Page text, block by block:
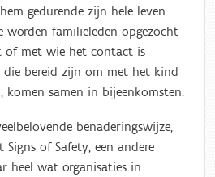
gedurende zijn hele leven
worden familieleden opgezocht
met wie het contact is
die bereid zijn om met het kind
samen in bijeenkomsten.
benaderingswijze,
of Safety, een andere
heel wat organisaties in